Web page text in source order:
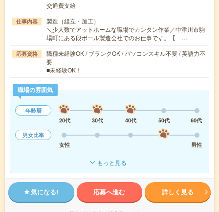
交通費支給
仕事内容
製造（組立・加工）
＼少人数でアットホームな職場でカンタン作業／中津川市駒
場町にある段ボール製造会社でのお仕事です。【 …
応募資格
職種未経験OK / ブランクOK / パソコンスキル不要 / 英語力不
要
■未経験OK！
職場の雰囲気
年齢層
20代
30代 40代 50代
60代
男女比率
女性
男性
もっと見る
気になる! 応募へ進む 詳しく見る